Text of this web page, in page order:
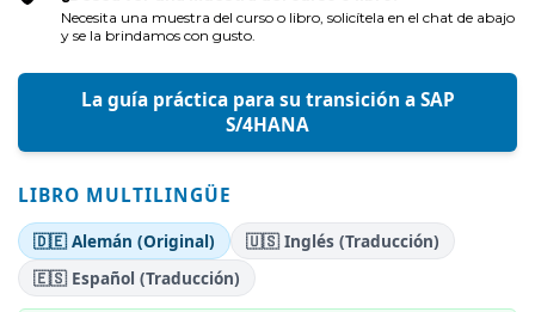
Necesita una muestra del curso o libro, solicítela en el chat de abajo
y se la brindamos con gusto.
La guía práctica para su transición a SAP
S/4HANA
LIBRO MULTILINGÜE
🇩🇪 Alemán (Original)
🇺🇸 Inglés (Traducción)
🇪🇸 Español (Traducción)